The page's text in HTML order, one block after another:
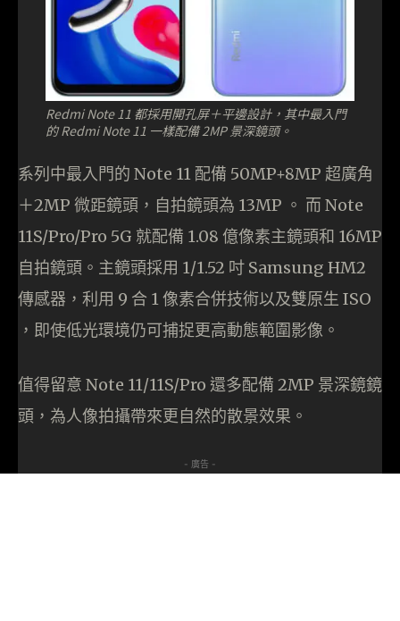
Redmi Note 11 都採用開孔屏＋平邊設計，其中最入門
的 Redmi Note 11 一樣配備 2MP 景深鏡頭。
系列中最入門的 Note 11 配備 50MP+8MP 超廣角
＋2MP 微距鏡頭，自拍鏡頭為 13MP 。 而 Note
11S/Pro/Pro 5G 就配備 1.08 億像素主鏡頭和 16MP
自拍鏡頭。主鏡頭採用 1/1.52 吋 Samsung HM2
傳感器，利用 9 合 1 像素合併技術以及雙原生 ISO
，即使低光環境仍可捕捉更高動態範圍影像。
值得留意 Note 11/11S/Pro 還多配備 2MP 景深鏡鏡
頭，為人像拍攝帶來更自然的散景效果。
- 廣告 -